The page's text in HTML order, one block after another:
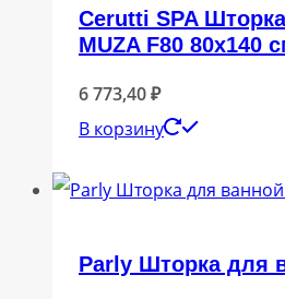
Cerutti SPA
MUZA F80 80х140
6 773,40₽
В корзину
Parly Шторка для